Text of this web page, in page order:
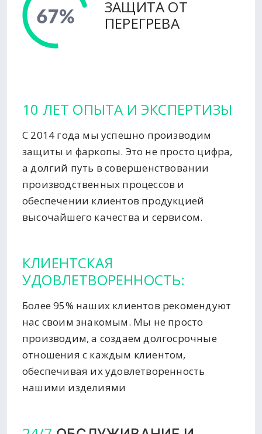
ЗАЩИТА ОТ
ПЕРЕГРЕВА
10 ЛЕТ ОПЫТА И ЭКСПЕРТИЗЫ
С 2014 года мы успешно производим
защиты и фаркопы. Это не просто цифра,
а долгий путь в совершенствовании
производственных процессов и
обеспечении клиентов продукцией
высочайшего качества и сервисом.
КЛИЕНТСКАЯ
УДОВЛЕТВОРЕННОСТЬ:
Более 95% наших клиентов рекомендуют
нас своим знакомым. Мы не просто
производим, а создаем долгосрочные
отношения с каждым клиентом,
обеспечивая их удовлетворенность
нашими изделиями